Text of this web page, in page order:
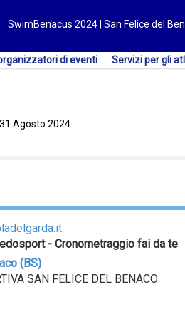
SwimBenacus 2024 | San Felice del
di eventi Servizi per gli
Agosto 2024
- Cronometraggio fai da te
(BS)
SAN FELICE DEL BENACO